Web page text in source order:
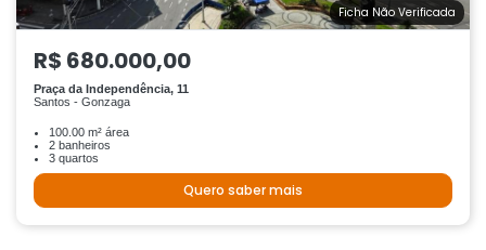
Ficha Não Verificada
R$ 680.000,00
Praça da Independência, 11
Santos - Gonzaga
100.00 m² área
2 banheiros
3 quartos
Quero saber mais